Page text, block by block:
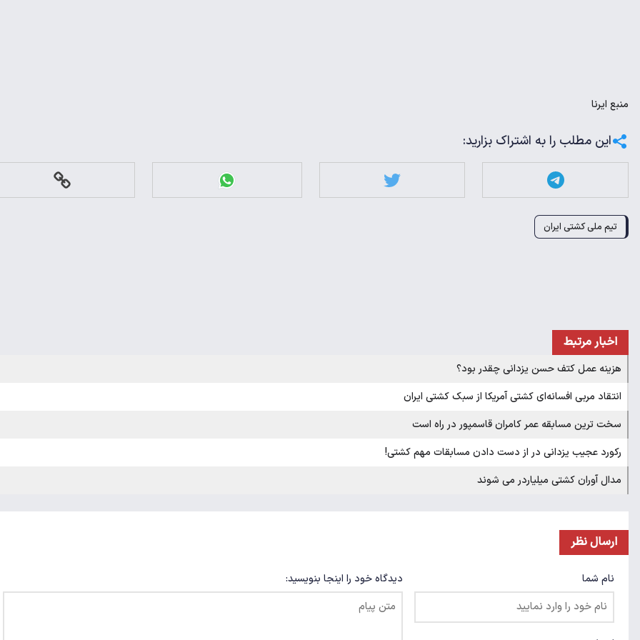
منبع ایرنا
این مطلب را به اشتراک بزارید:
تیم ملی کشتی ایران
اخبار مرتبط
هزینه عمل کتف حسن یزدانی چقدر بود؟
انتقاد مربی افسانه‌ای کشتی آمریکا از سبک کشتی ایران
سخت ترین مسابقه عمر کامران قاسمپور در راه است
رکورد عجیب یزدانی در از دست دادن مسابقات مهم کشتی!
مدال آوران کشتی میلیاردر می شوند
ارسال نظر
نام شما دیدگاه خود را اینجا بنویسید: